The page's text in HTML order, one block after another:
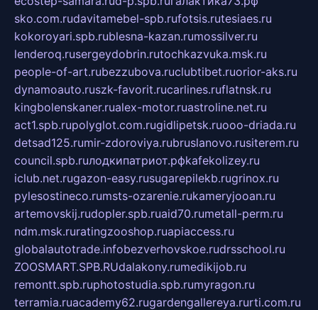
sko.com.rudavitamebel-spb.rufotsis.rutesiaes.ru
kokoroyari.spb.rublesna-kazan.rumossilver.ru
lenderoq.rusergeydobrin.rutochkazvuka.msk.ru
people-of-art.rubezzubova.ruclubtibet.ruorior-aks.ru
dynamoauto.ruszk-favorit.rucarlines.ruflatnsk.ru
kingbolenskaner.rualex-motor.ruastroline.net.ru
act1.spb.rupolyglot.com.rugidlipetsk.ruooo-driada.ru
detsad125.rumir-zdoroviya.rubruslanovo.rusiterem.ru
council.spb.ruлодкипатриот.рфkafekolizey.ru
iclub.net.rugazon-easy.rusugarepilekb.rugrinox.ru
pylesostineco.rumsts-ozarenie.rukameryjooan.ru
artemovskij.rudopler.spb.ruaid70.rumetall-perm.ru
ndm.msk.ruratingzooshop.ruapiaccess.ru
globalautotrade.infobezverhovskoe.rudrsschool.ru
ZOOSMART.SPB.RUdalakony.rumedikijob.ru
remontt.spb.ruphotostudia.spb.rumyragon.ru
terramia.ruacademy62.rugardengallereya.rurti.com.ru